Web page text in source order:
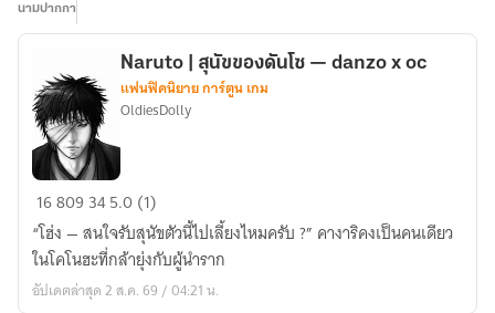
นามปากกา
Naruto
|
สุนัข
ของ
ดัน
Naruto | สุนัขของดันโซ — danzo x oc
แฟนฟิคนิยาย การ์ตูน เกม
OldiesDolly
16809 345.0 (1)
“โฮ่ง — สนใจรับสุนัขตัวนี้ไปเลี้ยงไหมครับ ?” คางาริคงเป็นคนเดียว
ในโคโนฮะที่กล้ายุ่งกับผู้นำราก
อัปเดตล่าสุด 2 ส.ค. 69 / 04:21 น.